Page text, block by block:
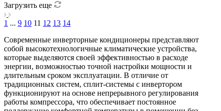
Загрузить еще
1 ... 9 10 11 12 13 14
Современные инверторные кондиционеры представляют
собой высокотехнологичные климатические устройства,
которые выделяются своей эффективностью в расходе
энергии, возможностью точной настройки мощности и
длительным сроком эксплуатации. В отличие от
традиционных систем, сплит-системы с инвертором
функционируют на основе непрерывного регулирования
работы компрессора, что обеспечивает постоянное